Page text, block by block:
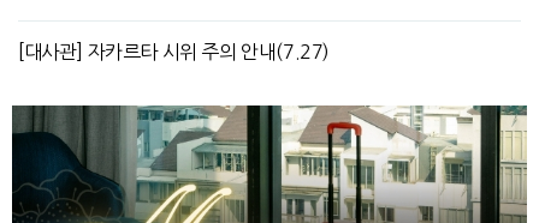
[대사관] 자카르타 시위 주의 안내(7.27)